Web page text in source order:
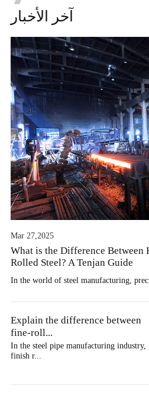
آخر الأخبار
Mar 27,2025
What is the Difference Between
Rolled Steel? A Tenjan Guide
In the world of steel manufacturing,
Explain the difference between
fine-roll...
In the steel pipe manufacturing industry,
finish r...